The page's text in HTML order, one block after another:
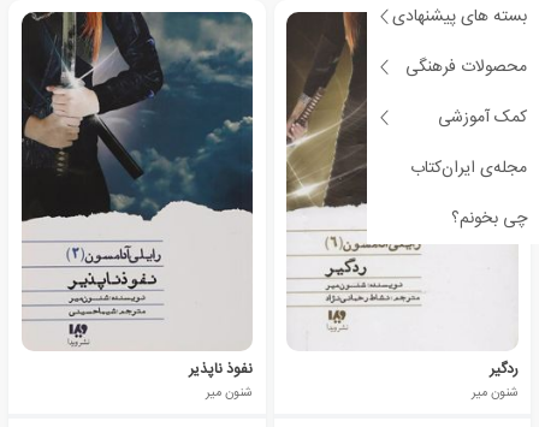
بسته های پیشنهادی
محصولات فرهنگی
کمک آموزشی
مجله‌ی ایران‌کتاب
چی بخونم؟
ردگیر
شنون میر
نفوذ ناپذیر
شنون میر